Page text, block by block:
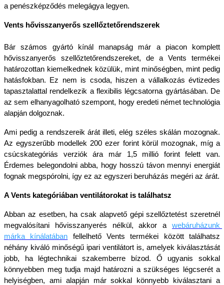
a penészképződés melegágya legyen.
Vents hővisszanyerős szellőztetőrendszerek
Bár számos gyártó kínál manapság már a piacon komplett
hővisszanyerős szellőztetőrendszereket, de a Vents termékei
határozottan kiemelkednek közülük, mint minőségben, mint pedig
hatásfokban. Ez nem is csoda, hiszen a vállalkozás évtizedes
tapasztalattal rendelkezik a flexibilis légcsatorna gyártásában. De
az sem elhanyagolható szempont, hogy eredeti német technológia
alapján dolgoznak.
Ami pedig a rendszereik árát illeti, elég széles skálán mozognak.
Az egyszerűbb modellek 200 ezer forint körül mozognak, míg a
csúcskategóriás verziók ára már 1,5 millió forint felett van.
Érdemes belegondolni abba, hogy hosszú távon mennyi energiát
fognak megspórolni, így ez az egyszeri beruházás megéri az árát.
A Vents kategóriában ventilátorokat is találhatsz
Abban az esetben, ha csak alapvető gépi szellőztetést szeretnél
megvalósítani hővisszanyerés nélkül, akkor a webáruházunk
márka kínálatában
fellelhető Vents termékei között találhatsz
néhány kiváló minőségű ipari ventilátort is, amelyek kiválasztását
jobb, ha légtechnikai szakemberre bízod. Ő ugyanis sokkal
könnyebben meg tudja majd határozni a szükséges légcserét a
helyiségben, ami alapján már sokkal könnyebb kiválasztani a